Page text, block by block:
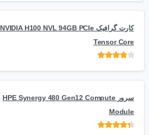
کارت گرافیک NVIDIA H100 NVL 94GB PCIe
Tensor Core
5
سرور HPE Synergy 480 Gen12 Compute
Module